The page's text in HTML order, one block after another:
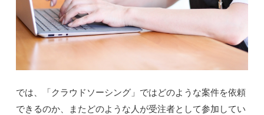
では、「クラウドソーシング」ではどのような案件を依頼
できるのか、またどのような人が受注者として参加してい